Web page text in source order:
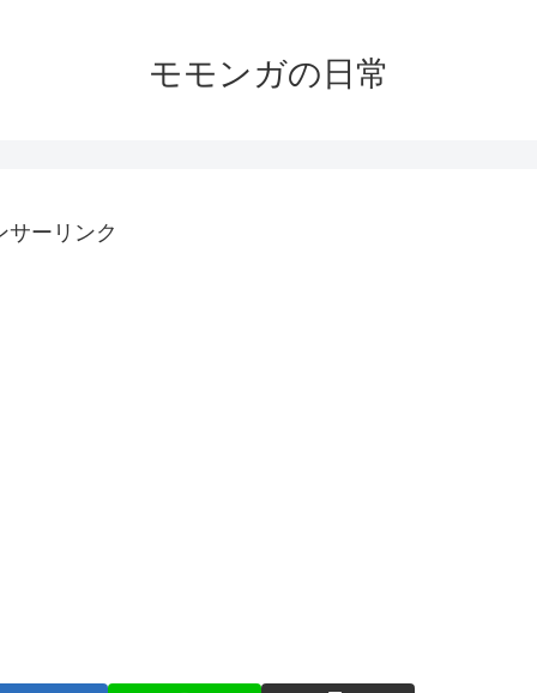
モモンガの日常
サーリンク